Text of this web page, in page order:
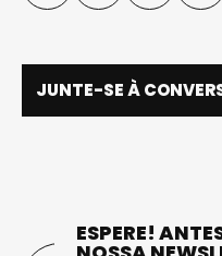
JUNTE-SE À
ESPERE!